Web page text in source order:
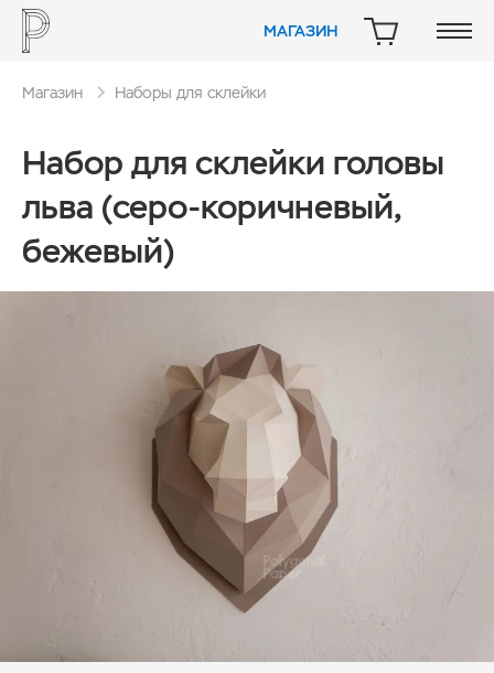
МАГАЗИН КОРЗИНА
Магазин Наборы для склейки
Набор для склейки головы
льва (серо-коричневый,
бежевый)